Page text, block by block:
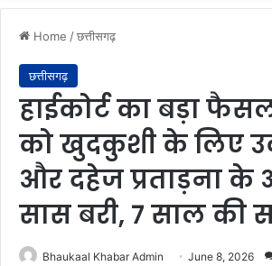
Home /छत्तीसगढ़
छत्तीसगढ़
हाईकोर्ट का बड़ा
को खुदकुशी के लिए
और दहेज प्रताड़ना के
सास बरी, 7 साल की
Bhaukaal Khabar Admin June 8, 2026